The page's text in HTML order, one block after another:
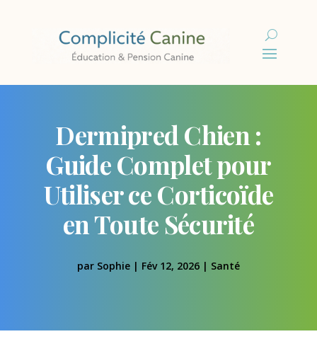
Dermipred Chien :
Guide Complet pour
Utiliser ce Corticoïde
en Toute Sécurité
par Sophie| Fév 12, 2026| Santé